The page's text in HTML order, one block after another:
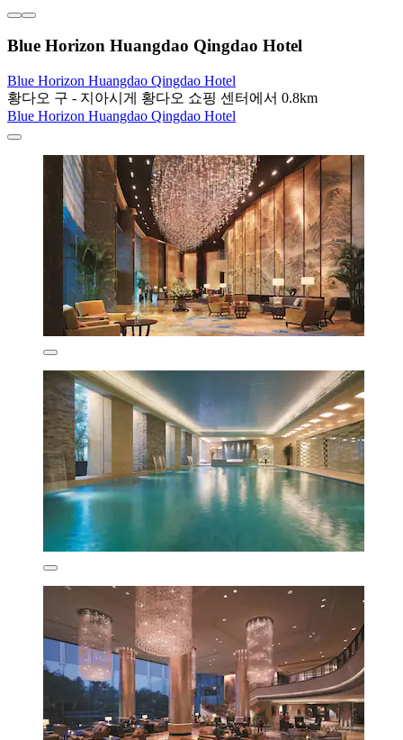
Blue Horizon Huangdao Qingdao Hotel
Blue Horizon Huangdao Qingdao Hotel
황다오 구 - 지아시게 황다오 쇼핑 센터에서 0.8km
Blue Horizon Huangdao Qingdao Hotel